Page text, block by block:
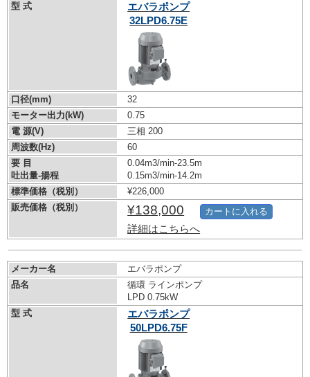
型 式
エバラポンプ
32LPD6.75E
口径(mm)
32
モーター出力(kW)
0.75
電 源(V)
三相 200
周波数(Hz)
60
要 目
吐出量-揚程
0.04m3/min-23.5m
0.15m3/min-14.2m
標準価格（税別）
¥226,000
販売価格（税別）
¥138,000
詳細はこちらへ
カートに入れる
メーカー名
エバラポンプ
品名
循環 ラインポンプ
LPD 0.75kW
型 式
エバラポンプ
50LPD6.75F